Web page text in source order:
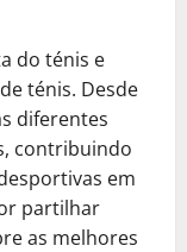
do ténis e
ténis. Desde
diferentes
contribuindo
em
partilhar
as melhores